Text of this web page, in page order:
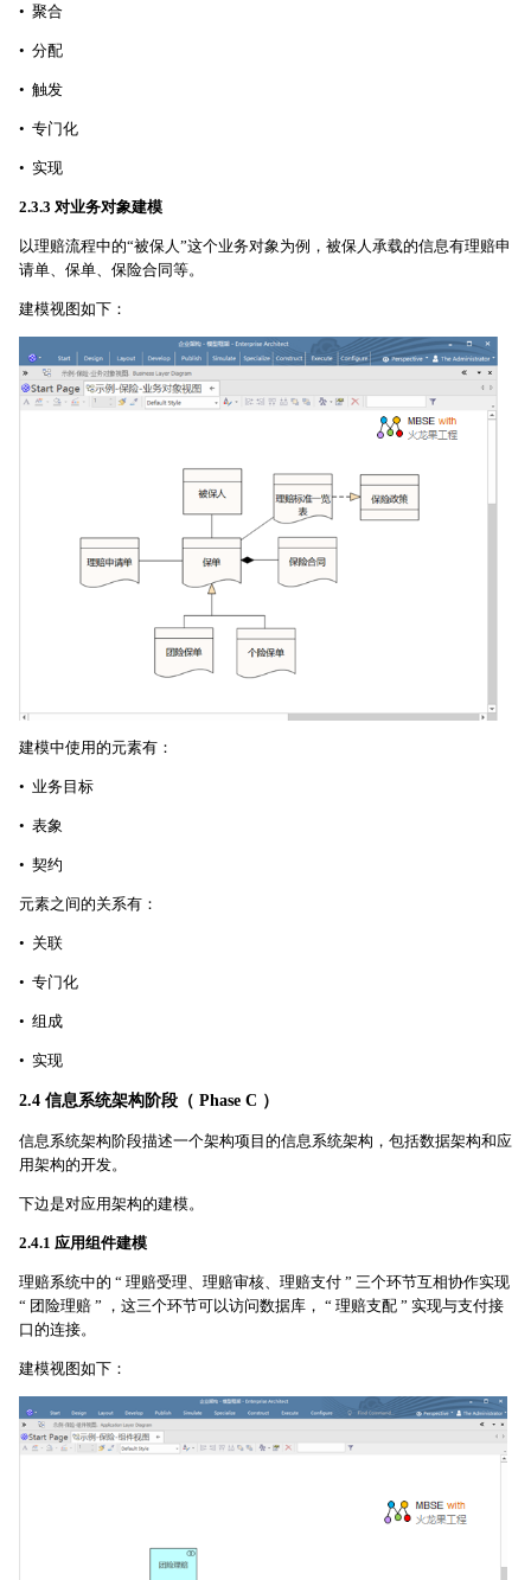
• 聚合
• 分配
• 触发
• 专门化
• 实现
2.3.3 对业务对象建模
以理赔流程中的“被保人”这个业务对象为例，被保人承载的信息有理赔申
请单、保单、保险合同等。
建模视图如下：
建模中使用的元素有：
• 业务目标
• 表象
• 契约
元素之间的关系有：
• 关联
• 专门化
• 组成
• 实现
2.4 信息系统架构阶段（ Phase C ）
信息系统架构阶段描述一个架构项目的信息系统架构，包括数据架构和应
用架构的开发。
下边是对应用架构的建模。
2.4.1 应用组件建模
理赔系统中的 “ 理赔受理、理赔审核、理赔支付 ” 三个环节互相协作实现
“ 团险理赔 ” ，这三个环节可以访问数据库， “ 理赔支配 ” 实现与支付接
口的连接。
建模视图如下：